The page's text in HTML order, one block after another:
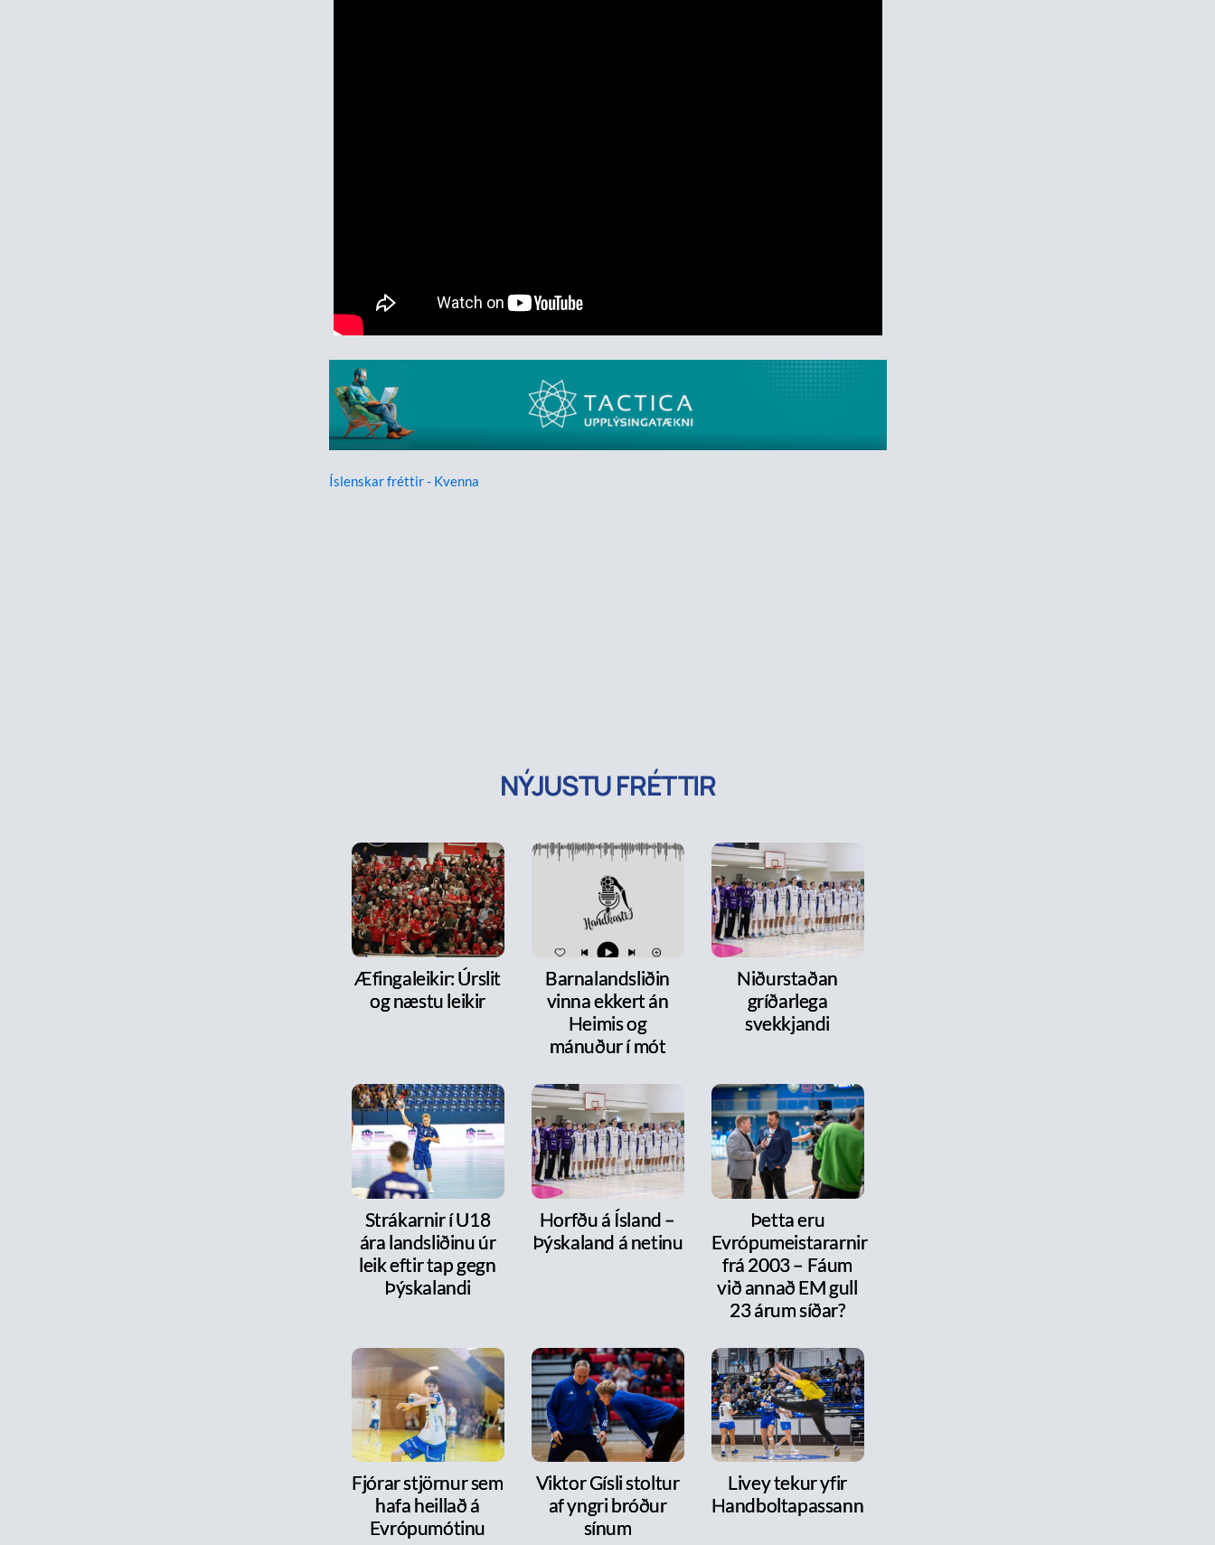
Íslenskar fréttir - Kvenna
NÝJUSTU FRÉTTIR
Æfingaleikir: Úrslit
og næstu leikir
Barnalandsliðin
vinna ekkert án
Heimis og
mánuður í mót
Niðurstaðan
gríðarlega
svekkjandi
Strákarnir í U18
ára landsliðinu úr
leik eftir tap gegn
Þýskalandi
Horfðu á Ísland –
Þýskaland á netinu
Þetta eru
Evrópumeistararnir
frá 2003 – Fáum
við annað EM gull
23 árum síðar?
Fjórar stjörnur sem
hafa heillað á
Evrópumótinu
Viktor Gísli stoltur
af yngri bróður
sínum
Livey tekur yfir
Handboltapassann